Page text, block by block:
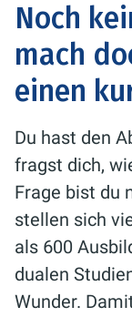
Noch
mach
einen
Du hast den
fragst dich,
Frage bist du
stellen sich
als 600
dualen
Wunder.